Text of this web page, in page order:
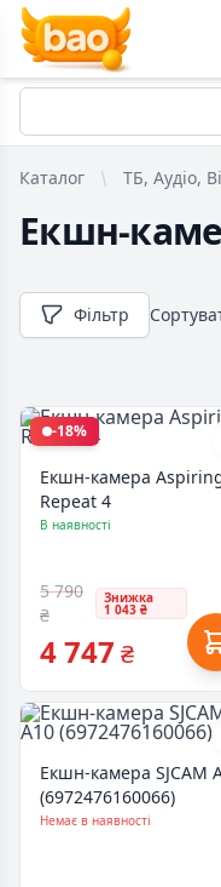
Каталог ТБ, Аудіо,
Екшн-
Фільтр
-18%
Екшн-камера
Repeat 4
В наявності
5 790
₴
Знижка
1 043 ₴
4 747 ₴
Екшн-камера SJCAM
(6972476160066)
Немає в наявності